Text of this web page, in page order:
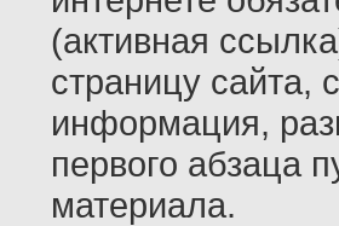
(активная
страницу сайта,
информация,
первого абзаца
материала.